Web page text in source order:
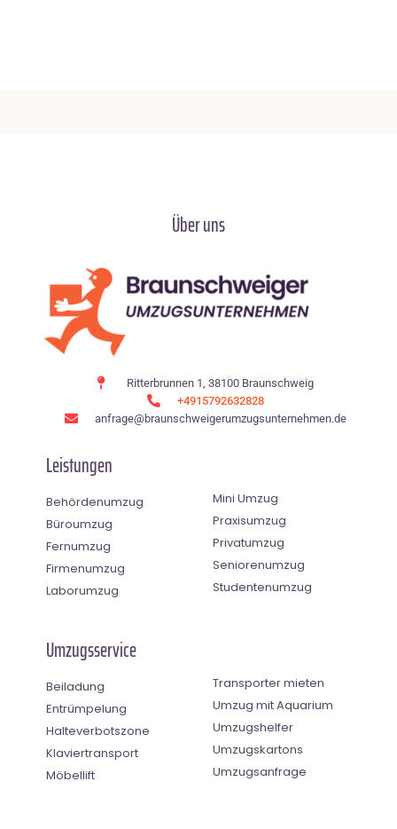
Über uns
Ritterbrunnen 1, 38100 Braunschweig
+4915792632828
anfrage@braunschweigerumzugsunternehmen.de
Leistungen
Behördenumzug
Büroumzug
Fernumzug
Firmenumzug
Laborumzug
Mini Umzug
Praxisumzug
Privatumzug
Seniorenumzug
Studentenumzug
Umzugsservice
Beiladung
Entrümpelung
Halteverbotszone
Klaviertransport
Möbellift
Transporter mieten
Umzug mit Aquarium
Umzugshelfer
Umzugskartons
Umzugsanfrage